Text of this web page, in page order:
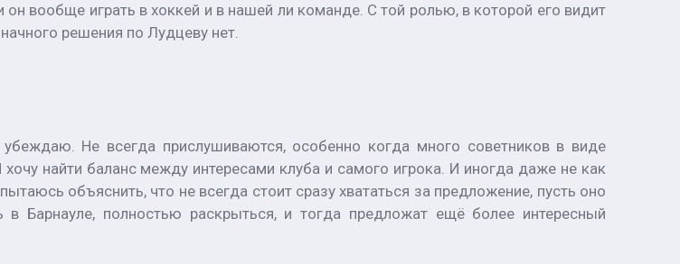
вообще играть в хоккей и в нашей ли команде. С той ролью, в которой его видит
решения по Лудцеву нет.
Не всегда прислушиваются, особенно когда много советников в виде
найти баланс между интересами клуба и самого игрока. И иногда даже не как
объяснить, что не всегда стоит сразу хвататься за предложение, пусть оно
Барнауле, полностью раскрыться, и тогда предложат ещё более интересный